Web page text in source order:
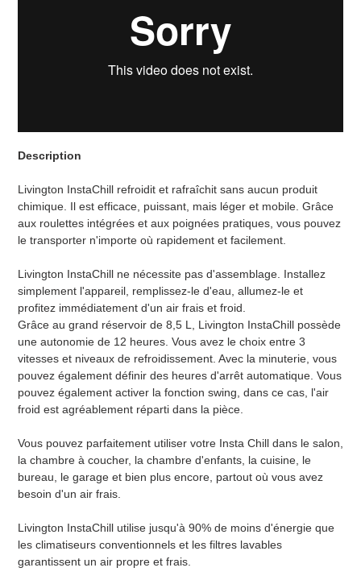
Description
Livington InstaChill refroidit et rafraîchit sans aucun produit
chimique. Il est efficace, puissant, mais léger et mobile. Grâce
aux roulettes intégrées et aux poignées pratiques, vous pouvez
le transporter n'importe où rapidement et facilement.
Livington InstaChill ne nécessite pas d'assemblage. Installez
simplement l'appareil, remplissez-le d'eau, allumez-le et
profitez immédiatement d'un air frais et froid.
Grâce au grand réservoir de 8,5 L, Livington InstaChill possède
une autonomie de 12 heures. Vous avez le choix entre 3
vitesses et niveaux de refroidissement. Avec la minuterie, vous
pouvez également définir des heures d'arrêt automatique. Vous
pouvez également activer la fonction swing, dans ce cas, l'air
froid est agréablement réparti dans la pièce.
Vous pouvez parfaitement utiliser votre Insta Chill dans le salon,
la chambre à coucher, la chambre d'enfants, la cuisine, le
bureau, le garage et bien plus encore, partout où vous avez
besoin d'un air frais.
Livington InstaChill utilise jusqu'à 90% de moins d'énergie que
les climatiseurs conventionnels et les filtres lavables
garantissent un air propre et frais.